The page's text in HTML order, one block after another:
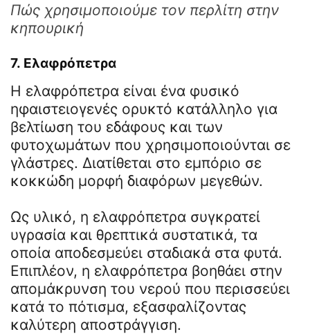
Πώς χρησιμοποιούμε τον περλίτη στην
κηπουρική
7. Ελαφρόπετρα
Η ελαφρόπετρα είναι ένα φυσικό
ηφαιστειογενές ορυκτό κατάλληλο για
βελτίωση του εδάφους και των
φυτοχωμάτων που χρησιμοποιούνται σε
γλάστρες. Διατίθεται στο εμπόριο σε
κοκκώδη μορφή διαφόρων μεγεθών.
Ως υλικό, η ελαφρόπετρα συγκρατεί
υγρασία και θρεπτικά συστατικά, τα
οποία αποδεσμεύει σταδιακά στα φυτά.
Επιπλέον, η ελαφρόπετρα βοηθάει στην
απομάκρυνση του νερού που περισσεύει
κατά το πότισμα, εξασφαλίζοντας
καλύτερη αποστράγγιση.